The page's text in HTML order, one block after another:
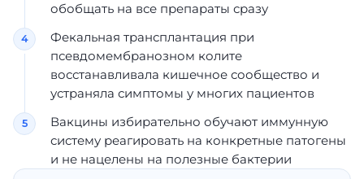
обобщать на все препараты сразу
Фекальная трансплантация при
псевдомембранозном колите
восстанавливала кишечное сообщество и
устраняла симптомы у многих пациентов
Вакцины избирательно обучают иммунную
систему реагировать на конкретные патогены
и не нацелены на полезные бактерии